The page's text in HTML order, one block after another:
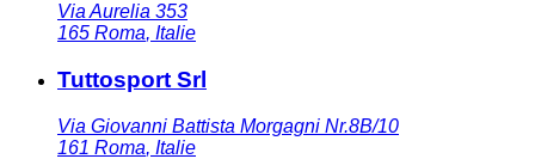
Via Aurelia 353
165 Roma, Italie
Tuttosport Srl
Via Giovanni Battista Morgagni Nr.8B/10
161 Roma, Italie